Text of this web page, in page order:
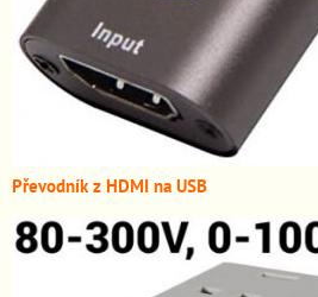
Převodník z HDMI na USB